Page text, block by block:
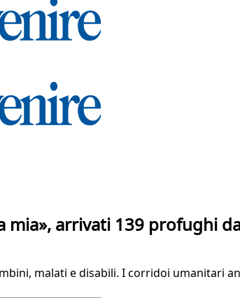
mia», arrivati 139 profughi
malati e disabili. I corridoi umanitari